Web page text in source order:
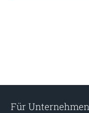
Für Unternehmen